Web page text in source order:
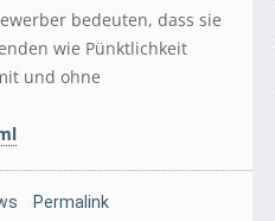
bedeuten, dass sie
wie Pünktlichkeit
und ohne
Permalink